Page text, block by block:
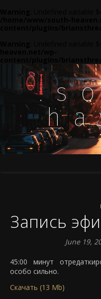
Запись
June 19,
45:00 минут отредаткированного эфира. Порезано не
особо сильно.
Скачать (13 Mb)